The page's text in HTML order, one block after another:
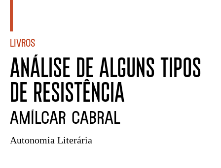
Livros
ANÁLISE DE ALGUNS TIPOS
DE RESISTÊNCIA
Amílcar Cabral
Autonomia Literária